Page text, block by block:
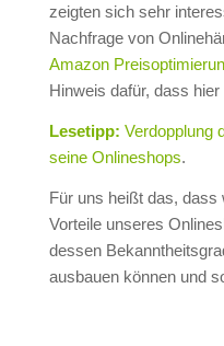
zeigten sich sehr
Nachfrage von
Amazon
Hinweis dafür, dass
Lesetipp: Verdopplung
seine Onlineshops.
Für uns heißt das, dass
Vorteile unseres
dessen
ausbauen können und